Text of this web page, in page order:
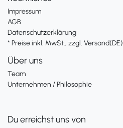
Impressum
AGB
Datenschutzerklärung
* Preise inkl. MwSt., zzgl. Versand(DE)
Über uns
Team
Unternehmen / Philosophie
Du erreichst uns von